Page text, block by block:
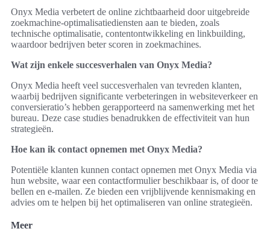
Onyx Media verbetert de online zichtbaarheid door uitgebreide
zoekmachine-optimalisatiediensten aan te bieden, zoals
technische optimalisatie, contentontwikkeling en linkbuilding,
waardoor bedrijven beter scoren in zoekmachines.
Wat zijn enkele succesverhalen van Onyx Media?
Onyx Media heeft veel succesverhalen van tevreden klanten,
waarbij bedrijven significante verbeteringen in websiteverkeer en
conversieratio’s hebben gerapporteerd na samenwerking met het
bureau. Deze case studies benadrukken de effectiviteit van hun
strategieën.
Hoe kan ik contact opnemen met Onyx Media?
Potentiële klanten kunnen contact opnemen met Onyx Media via
hun website, waar een contactformulier beschikbaar is, of door te
bellen en e-mailen. Ze bieden een vrijblijvende kennismaking en
advies om te helpen bij het optimaliseren van online strategieën.
Meer